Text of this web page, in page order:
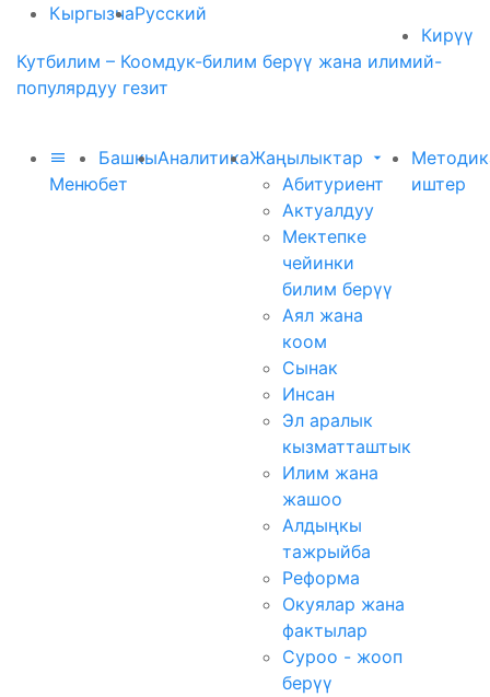
КыргызчаРусский
Кирүү
Кутбилим – Коомдук-билим берүү жана илимий-
популярдуу гезит
Меню
Башкы
бет
АналитикаЖаңылыктар
Абитуриент
Актуалдуу
Мектепке
чейинки
билим берүү
Аял жана
коом
Сынак
Инсан
Эл аралык
кызматташтык
Илим жана
жашоо
Алдыңкы
тажрыйба
Реформа
Окуялар жана
фактылар
Суроо - жооп
берүү
иштер